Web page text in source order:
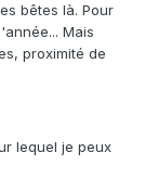
bêtes là. Pour
Mais
proximité de
lequel je peux